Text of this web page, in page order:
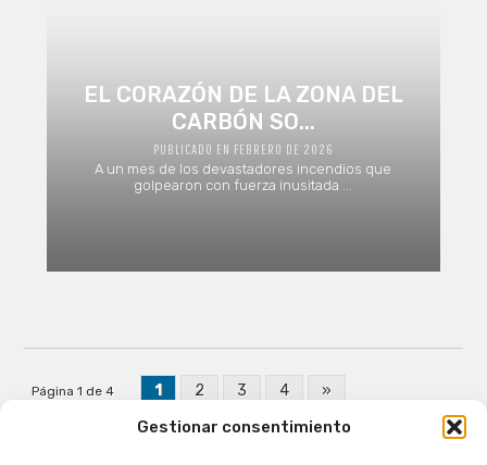
Gestionar consentimiento
EL CORAZÓN DE LA ZONA DEL
CARBÓN SO...
PUBLICADO EN FEBRERO DE 2026
A un mes de los devastadores incendios que
golpearon con fuerza inusitada ...
Página 1 de 4 1 2 3 4 »